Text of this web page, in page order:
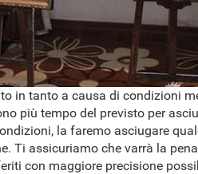
in tanto a causa di condizioni
più tempo del previsto per
la faremo asciugare
Ti assicuriamo che varrà la
con maggiore precisione